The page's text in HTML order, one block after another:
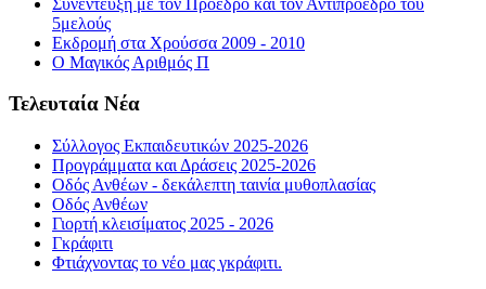
5μελούς
Εκδρομή στα Χρούσσα 2009 - 2010
Ο Μαγικός Αριθμός Π
Τελευταία Νέα
Σύλλογος Εκπαιδευτικών 2025-2026
Προγράμματα και Δράσεις 2025-2026
Οδός Ανθέων - δεκάλεπτη ταινία μυθοπλασίας
Οδός Ανθέων
Γιορτή κλεισίματος 2025 - 2026
Γκράφιτι
Φτιάχνοντας το νέο μας γκράφιτι.